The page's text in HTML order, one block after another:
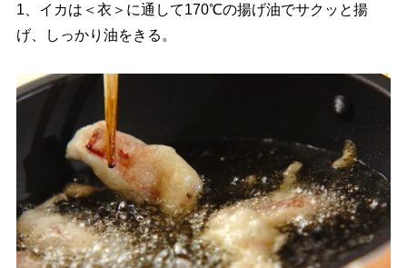
1、イカは＜衣＞に通して170℃の揚げ油でサクッと揚
げ、しっかり油をきる。